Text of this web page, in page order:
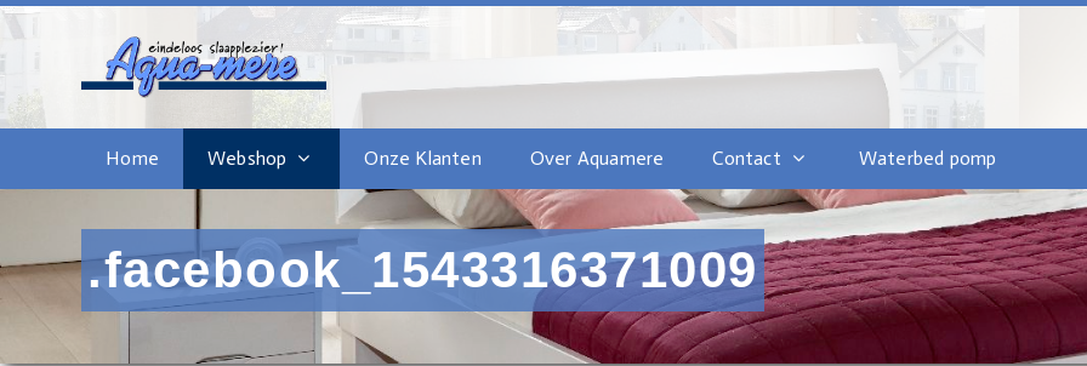
Home Webshop Onze Klanten Over Aquamere Contact Waterbed pomp
.facebook_1543316371009